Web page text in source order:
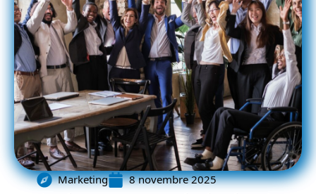
Marketing 8 novembre 2025